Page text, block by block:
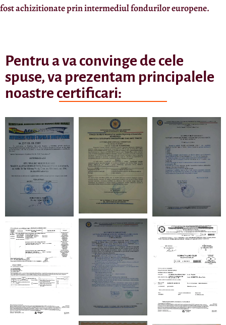
fost achizitionate prin intermediul fondurilor europene.
Pentru a va convinge de cele
spuse, va prezentam principalele
noastre certificari: